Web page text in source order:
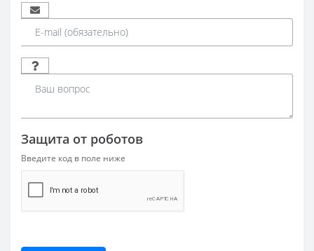
Защита от роботов
Введите код в поле ниже